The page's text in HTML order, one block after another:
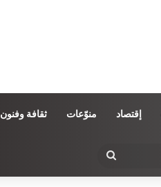
إقتصاد منوّعات ثقافة وفنون
عن